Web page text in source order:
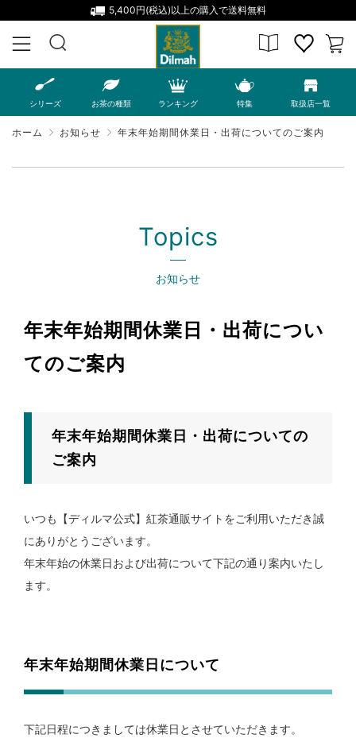
5,400円(税込)以上の購入で送料無料
MENU
シリーズ お茶の種類 ランキング 特集 取扱店一覧
ホーム お知らせ 年末年始期間休業日・出荷についてのご案内
Topics
お知らせ
年末年始期間休業日・出荷につい
てのご案内
年末年始期間休業日・出荷についての
ご案内
いつも【ディルマ公式】紅茶通販サイトをご利用いただき誠
にありがとうございます。
年末年始の休業日および出荷について下記の通り案内いたし
ます。
年末年始期間休業日について
下記日程につきましては休業日とさせていただきます。